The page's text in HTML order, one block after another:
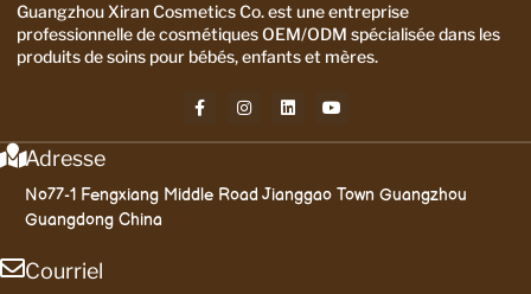
Guangzhou Xiran Cosmetics Co. est une entreprise
professionnelle de cosmétiques OEM/ODM spécialisée dans les
produits de soins pour bébés, enfants et mères.
Adresse
No77-1 Fengxiang Middle Road Jianggao Town Guangzhou
Guangdong China
Courriel